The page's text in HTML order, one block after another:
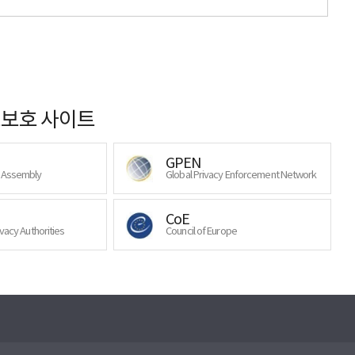
호 사이트
GPEN
Global Privacy Enforcement Network
Authorities
CoE
Council of Europe